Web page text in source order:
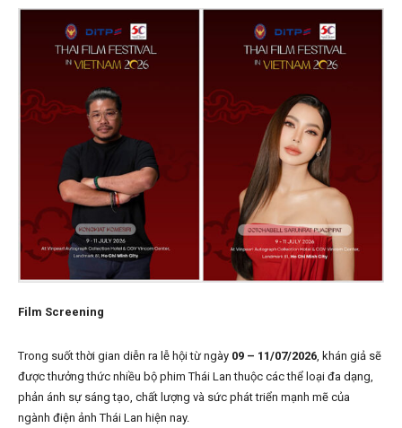
Film Screening
Trong suốt thời gian diễn ra lễ hội từ ngày 09 – 11/07/2026, khán giả sẽ
được thưởng thức nhiều bộ phim Thái Lan thuộc các thể loại đa dạng,
phản ánh sự sáng tạo, chất lượng và sức phát triển mạnh mẽ của
ngành điện ảnh Thái Lan hiện nay.